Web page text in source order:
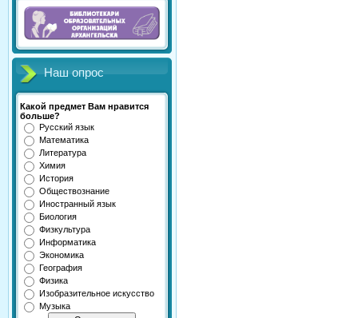
Наш опрос
Какой предмет Вам нравится
больше?
Русский язык
Математика
Литература
Химия
История
Обществознание
Иностранный язык
Биология
Физкультура
Информатика
Экономика
География
Физика
Изобразительное искусство
Музыка